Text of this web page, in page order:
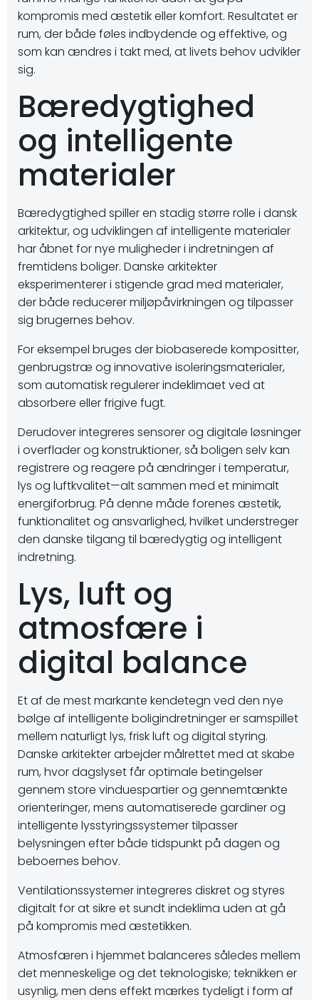
kompromis med æstetik eller komfort. Resultatet er
rum, der både føles indbydende og effektive, og
som kan ændres i takt med, at livets behov udvikler
sig.
Bæredygtighed
og intelligente
materialer
Bæredygtighed spiller en stadig større rolle i dansk
arkitektur, og udviklingen af intelligente materialer
har åbnet for nye muligheder i indretningen af
fremtidens boliger. Danske arkitekter
eksperimenterer i stigende grad med materialer,
der både reducerer miljøpåvirkningen og tilpasser
sig brugernes behov.
For eksempel bruges der biobaserede kompositter,
genbrugstræ og innovative isoleringsmaterialer,
som automatisk regulerer indeklimaet ved at
absorbere eller frigive fugt.
Derudover integreres sensorer og digitale løsninger
i overflader og konstruktioner, så boligen selv kan
registrere og reagere på ændringer i temperatur,
lys og luftkvalitet—alt sammen med et minimalt
energiforbrug. På denne måde forenes æstetik,
funktionalitet og ansvarlighed, hvilket understreger
den danske tilgang til bæredygtig og intelligent
indretning.
Lys, luft og
atmosfære i
digital balance
Et af de mest markante kendetegn ved den nye
bølge af intelligente boligindretninger er samspillet
mellem naturligt lys, frisk luft og digital styring.
Danske arkitekter arbejder målrettet med at skabe
rum, hvor dagslyset får optimale betingelser
gennem store vinduespartier og gennemtænkte
orienteringer, mens automatiserede gardiner og
intelligente lysstyringssystemer tilpasser
belysningen efter både tidspunkt på dagen og
beboernes behov.
Ventilationssystemer integreres diskret og styres
digitalt for at sikre et sundt indeklima uden at gå
på kompromis med æstetikken.
Atmosfæren i hjemmet balanceres således mellem
det menneskelige og det teknologiske; teknikken er
usynlig, men dens effekt mærkes tydeligt i form af